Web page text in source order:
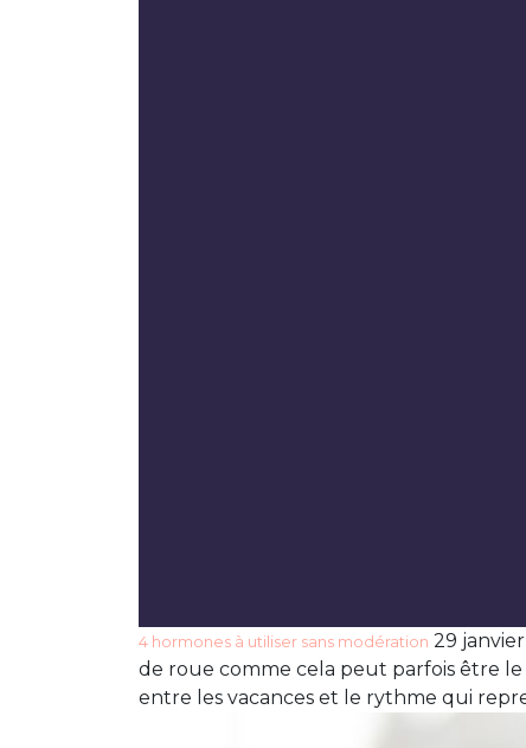
4 hormones à utiliser sans modération 29
de roue comme cela peut parfois être le
entre les vacances et le rythme qui